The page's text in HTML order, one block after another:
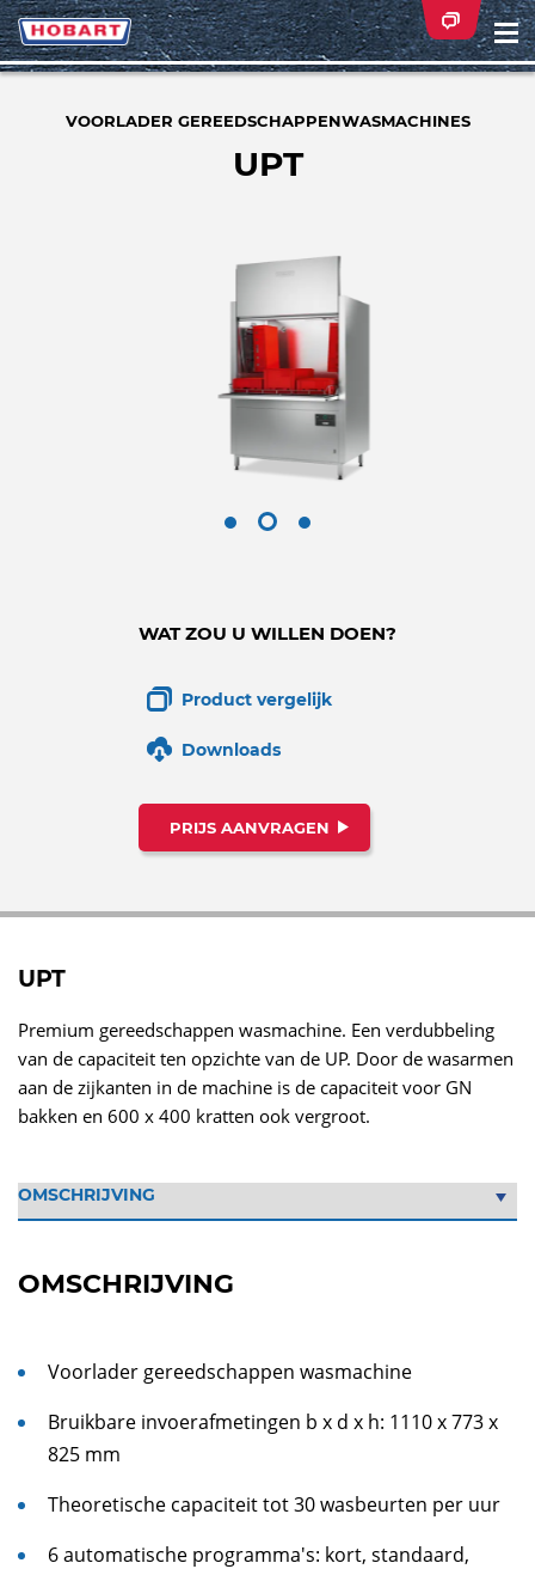
VOORLADER GEREEDSCHAPPENWASMACHINES
UPT
WAT ZOU U WILLEN DOEN?
Product vergelijk
Downloads
PRIJS AANVRAGEN
UPT
Premium gereedschappen wasmachine. Een verdubbeling
van de capaciteit ten opzichte van de UP. Door de wasarmen
aan de zijkanten in de machine is de capaciteit voor GN
bakken en 600 x 400 kratten ook vergroot.
OMSCHRIJVING
Voorlader gereedschappen wasmachine
Bruikbare invoerafmetingen b x d x h: 1110 x 773 x
825 mm
Theoretische capaciteit tot 30 wasbeurten per uur
6 automatische programma's: kort, standaard,